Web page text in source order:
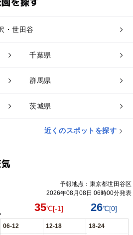
・世田谷
千葉県
群馬県
茨城県
近くのスポットを探す
予報地点：東京都世田谷区
2026年08月08日 06時00分発表
35℃[-1] 26℃[0]
06-12 12-18 18-24